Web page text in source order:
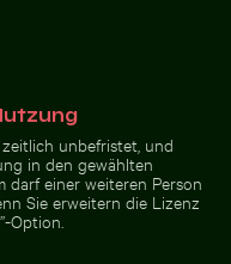
Seebrücke Sellin im Winter
Regenbogen
unbefristet, und
in den gewählten
darf einer weiteren Person
Sie erweitern die Lizenz
”-Option.